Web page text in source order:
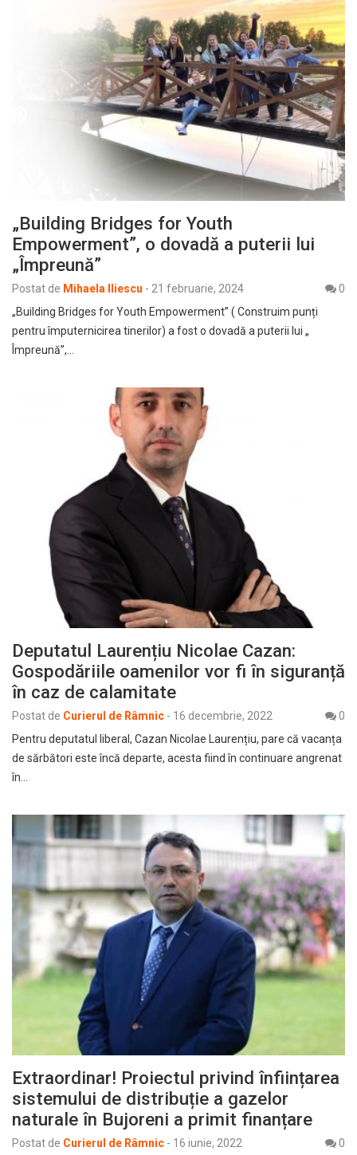
„Building Bridges for Youth
Empowerment”, o dovadă a puterii lui
„Împreună”
Postat de Mihaela Iliescu - 21 februarie, 2024
0
„Building Bridges for Youth Empowerment” ( Construim punți
pentru împuternicirea tinerilor) a fost o dovadă a puterii lui „
Împreună”,…
Deputatul Laurențiu Nicolae Cazan:
Gospodăriile oamenilor vor fi în siguranță
în caz de calamitate
Postat de Curierul de Râmnic - 16 decembrie, 2022
0
Pentru deputatul liberal, Cazan Nicolae Laurențiu, pare că vacanța
de sărbători este încă departe, acesta fiind în continuare angrenat
în…
Extraordinar! Proiectul privind înființarea
sistemului de distribuție a gazelor
naturale în Bujoreni a primit finanțare
Postat de Curierul de Râmnic - 16 iunie, 2022 0